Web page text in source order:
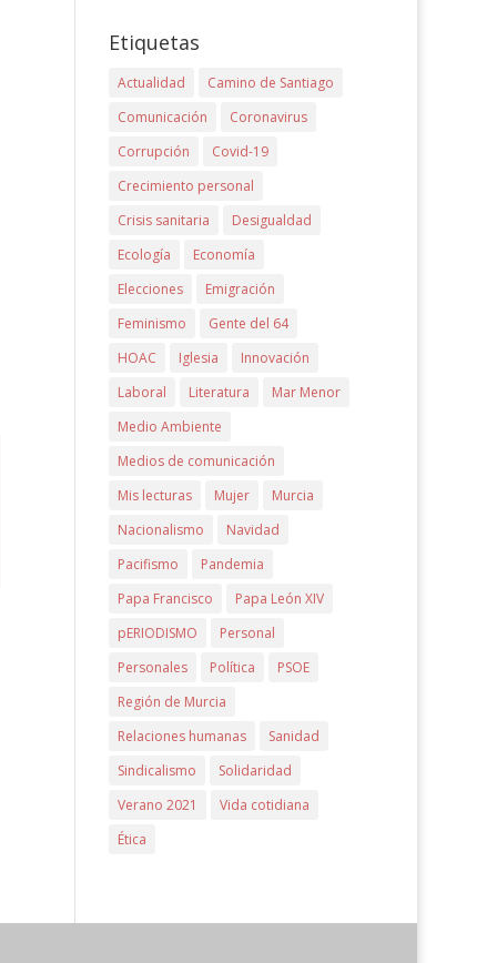
Etiquetas
Actualidad
Camino de Santiago
Comunicación
Coronavirus
Corrupción
Covid-19
Crecimiento personal
Crisis sanitaria
Desigualdad
Ecología
Economía
Elecciones
Emigración
Feminismo
Gente del 64
HOAC
Iglesia
Innovación
Laboral
Literatura
Mar Menor
Medio Ambiente
Medios de comunicación
Mis lecturas
Mujer
Murcia
Nacionalismo
Navidad
Pacifismo
Pandemia
Papa Francisco
Papa León XIV
pERIODISMO
Personal
Personales
Política
PSOE
Región de Murcia
Relaciones humanas
Sanidad
Sindicalismo
Solidaridad
Verano 2021
Vida cotidiana
Ética